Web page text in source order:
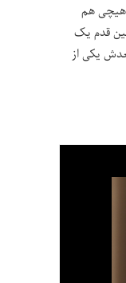
هیچی هم
قدم یک
یکی از